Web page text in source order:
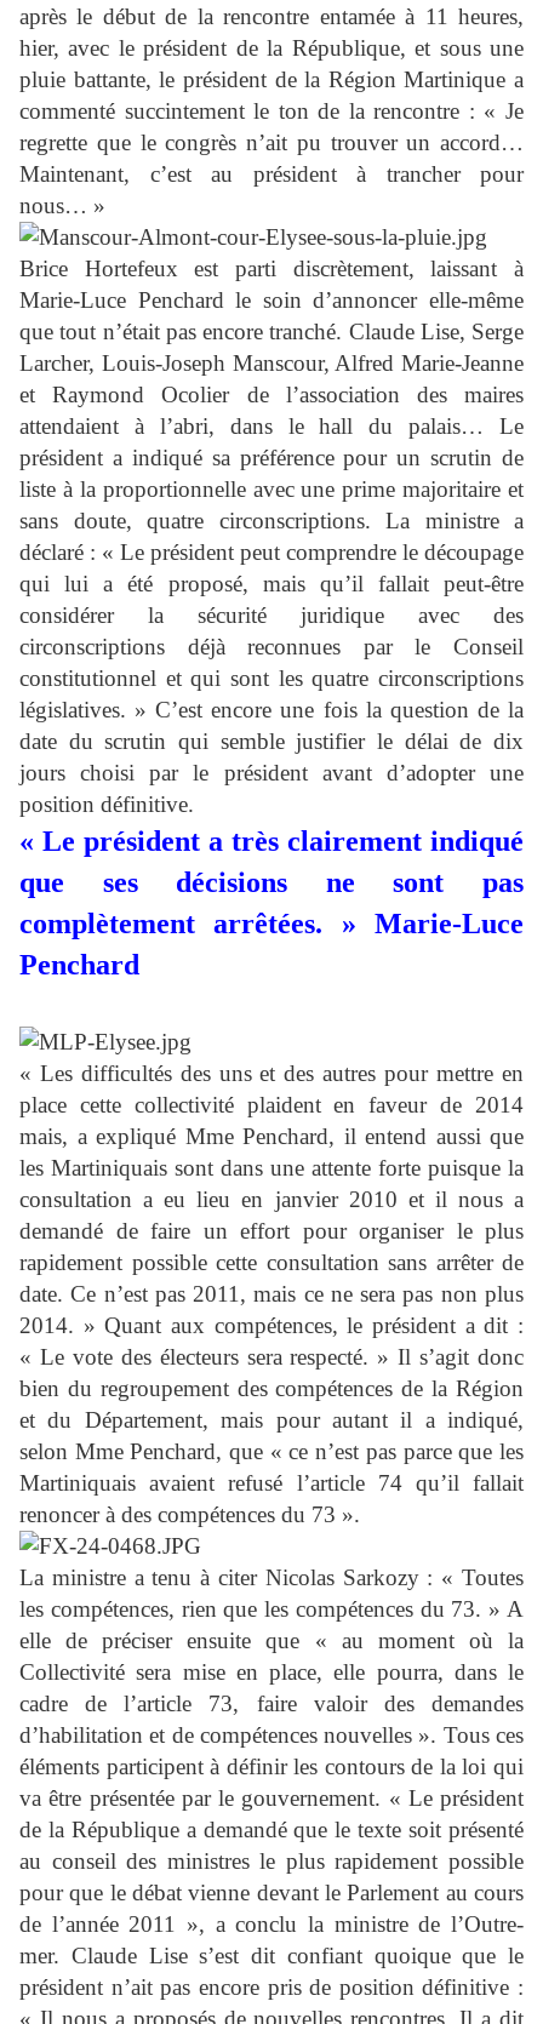
après le début de la rencontre entamée à 11 heures,
hier, avec le président de la République, et sous une
pluie battante, le président de la Région Martinique a
commenté succintement le ton de la rencontre : « Je
regrette que le congrès n’ait pu trouver un accord…
Maintenant, c’est au président à trancher pour
nous… »
Brice Hortefeux est parti discrètement, laissant à
Marie-Luce Penchard le soin d’annoncer elle-même
que tout n’était pas encore tranché. Claude Lise, Serge
Larcher, Louis-Joseph Manscour, Alfred Marie-Jeanne
et Raymond Ocolier de l’association des maires
attendaient à l’abri, dans le hall du palais… Le
président a indiqué sa préférence pour un scrutin de
liste à la proportionnelle avec une prime majoritaire et
sans doute, quatre circonscriptions. La ministre a
déclaré : « Le président peut comprendre le découpage
qui lui a été proposé, mais qu’il fallait peut-être
considérer la sécurité juridique avec des
circonscriptions déjà reconnues par le Conseil
constitutionnel et qui sont les quatre circonscriptions
législatives. » C’est encore une fois la question de la
date du scrutin qui semble justifier le délai de dix
jours choisi par le président avant d’adopter une
position définitive.
« Le président a très clairement indiqué
que ses décisions ne sont pas
complètement arrêtées. » Marie-Luce
Penchard
« Les difficultés des uns et des autres pour mettre en
place cette collectivité plaident en faveur de 2014
mais, a expliqué Mme Penchard, il entend aussi que
les Martiniquais sont dans une attente forte puisque la
consultation a eu lieu en janvier 2010 et il nous a
demandé de faire un effort pour organiser le plus
rapidement possible cette consultation sans arrêter de
date. Ce n’est pas 2011, mais ce ne sera pas non plus
2014. » Quant aux compétences, le président a dit :
« Le vote des électeurs sera respecté. » Il s’agit donc
bien du regroupement des compétences de la Région
et du Département, mais pour autant il a indiqué,
selon Mme Penchard, que « ce n’est pas parce que les
Martiniquais avaient refusé l’article 74 qu’il fallait
renoncer à des compétences du 73 ».
La ministre a tenu à citer Nicolas Sarkozy : « Toutes
les compétences, rien que les compétences du 73. » A
elle de préciser ensuite que « au moment où la
Collectivité sera mise en place, elle pourra, dans le
cadre de l’article 73, faire valoir des demandes
d’habilitation et de compétences nouvelles ». Tous ces
éléments participent à définir les contours de la loi qui
va être présentée par le gouvernement. « Le président
de la République a demandé que le texte soit présenté
au conseil des ministres le plus rapidement possible
pour que le débat vienne devant le Parlement au cours
de l’année 2011 », a conclu la ministre de l’Outre-
mer. Claude Lise s’est dit confiant quoique que le
président n’ait pas encore pris de position définitive :
« Il nous a proposés de nouvelles rencontres. Il a dit